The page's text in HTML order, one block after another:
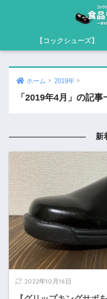
【コックシューズ】
ホーム 2019年
「2019年4月」の記事
新
2022年10月16日